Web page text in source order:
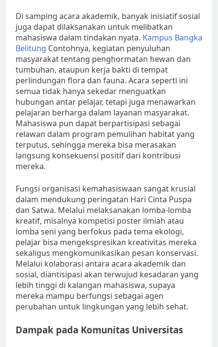
Di samping acara akademik, banyak inisiatif sosial
juga dapat dilaksanakan untuk melibatkan
mahasiswa dalam tindakan nyata. Kampus Bangka
Belitung Contohnya, kegiatan penyuluhan
masyarakat tentang penghormatan hewan dan
tumbuhan, ataupun kerja bakti di tempat
perlindungan flora dan fauna. Acara seperti ini
semua tidak hanya sekedar menguatkan
hubungan antar pelajar, tetapi juga menawarkan
pelajaran berharga dalam layanan masyarakat.
Mahasiswa pun dapat berpartisipasi sebagai
relawan dalam program pemulihan habitat yang
terputus, sehingga mereka bisa merasakan
langsung konsekuensi positif dari kontribusi
mereka.
Fungsi organisasi kemahasiswaan sangat krusial
dalam mendukung peringatan Hari Cinta Puspa
dan Satwa. Melalui melaksanakan lomba-lomba
kreatif, misalnya kompetisi poster ilmiah atau
lomba seni yang berfokus pada tema ekologi,
pelajar bisa mengekspresikan kreativitas mereka
sekaligus mengkomunikasikan pesan konservasi.
Melalui kolaborasi antara acara akademik dan
sosial, diantisipasi akan terwujud kesadaran yang
lebih tinggi di kalangan mahasiswa, supaya
mereka mampu berfungsi sebagai agen
perubahan untuk lingkungan yang lebih sehat.
Dampak pada Komunitas Universitas